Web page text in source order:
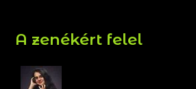
A zenékért felel